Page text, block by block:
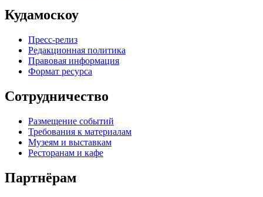
Кудамоскоу
Пресс-релиз
Редакционная политика
Правовая информация
Формат ресурса
Сотрудничество
Размещение событий
Требования к материалам
Музеям и выставкам
Ресторанам и кафе
Партнёрам